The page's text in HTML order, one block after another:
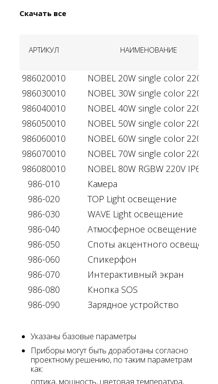
Скачать все
АРТИКУЛ НАИМЕНОВАНИЕ
986020010
NOBEL 20W single color 220V
986030010
NOBEL 30W single color 220V
986040010
NOBEL 40W single color 220V
986050010
NOBEL 50W single color 220V
986060010
NOBEL 60W single color 220V
986070010
NOBEL 70W single color 220V
986080010
NOBEL 80W RGBW 220V IP66
986-010
Камера
986-020
TOP Light освещение
986-030
WAVE Light освещение
986-040
Атмосферное освещение
986-050
Споты акцентного
986-060
Спикерфон
986-070
Интерактивный экран
986-080
Кнопка SOS
986-090
Зарядное устройство
Указаны базовые параметры
Приборы могут быть доработаны согласно
проектному решению, по таким параметрам
как:
оптика, мощность, цветовая температура,